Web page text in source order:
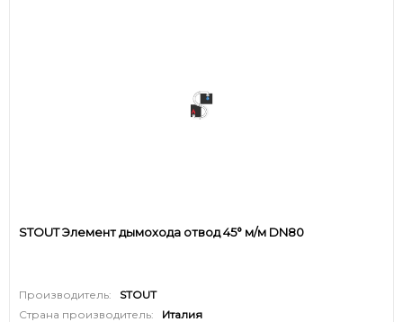
STOUT Элемент дымохода отвод 45° м/м DN80
Производитель:
STOUT
Страна производитель:
Италия